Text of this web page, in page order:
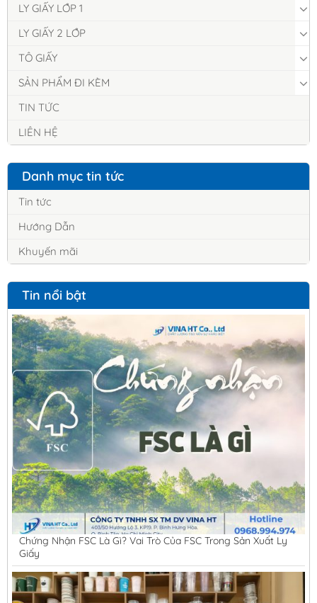
LY GIẤY LỚP 1
LY GIẤY 2 LỚP
TÔ GIẤY
SẢN PHẨM ĐI KÈM
TIN TỨC
LIÊN HỆ
Danh mục tin tức
Tin tức
Hướng Dẫn
Khuyến mãi
Tin nổi bật
Chứng Nhận FSC Là Gì? Vai Trò Của FSC Trong Sản Xuất Ly
Giấy